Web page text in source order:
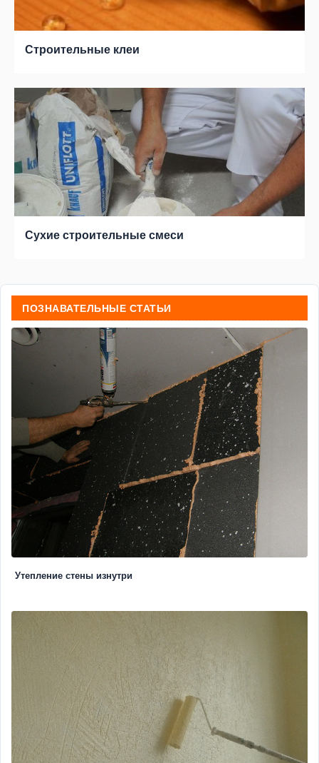
Строительные клеи
Сухие строительные смеси
ПОЗНАВАТЕЛЬНЫЕ СТАТЬИ
Утепление стены изнутри